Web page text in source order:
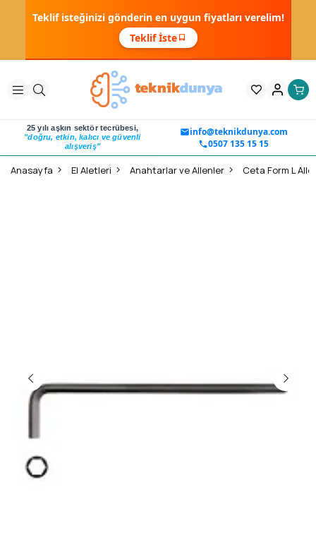
Teklif isteğinizi gönderin en uygun fiyatları verelim!
Teklif İste
25 yılı aşkın sektör tecrübesi,
"doğru, etkin, kalıcı ve güvenli
alışveriş"
info@teknikdunya.com
0507 135 15 15
Anasayfa El Aletleri Anahtarlar ve Allenler Ceta Form L